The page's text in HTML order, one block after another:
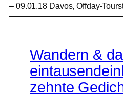
– 09.01.18 Davos, Offday-
Wandern &
zehnte